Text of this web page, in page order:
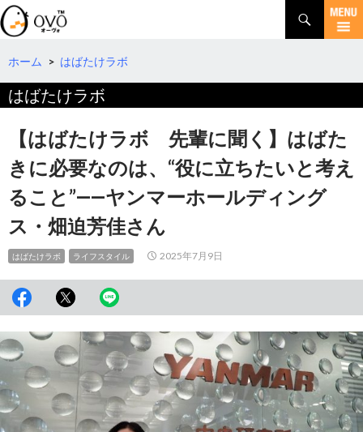
検
索
コ
テ
ツ
へ
ホーム > はばたけラボ
はばたけラボ
【はばたけラボ 先輩に聞く】はばた
きに必要なのは、“役に立ちたいと考え
ること”――ヤンマーホールディング
ス・畑迫芳佳さん
はばたけラボ ライフスタイル 2025年7月9日